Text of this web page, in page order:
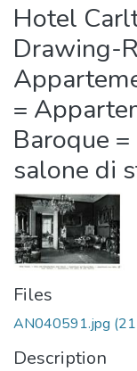
Statistics
About us
Hotel
Drawing-
=
Baroque
salone di
Files
AN040591.jpg
Description